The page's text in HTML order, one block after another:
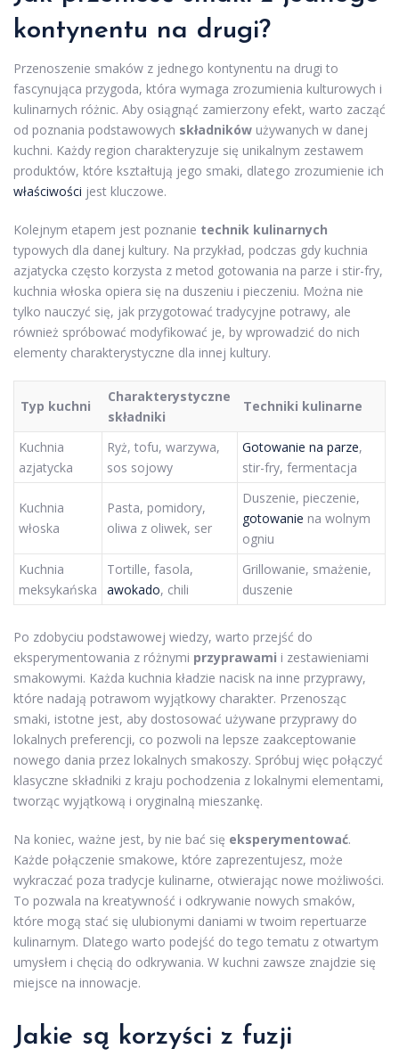
kontynentu na drugi?
Przenoszenie smaków z jednego kontynentu na drugi to
fascynująca przygoda, która wymaga zrozumienia kulturowych i
kulinarnych różnic. Aby osiągnąć zamierzony efekt, warto zacząć
od poznania podstawowych składników używanych w danej
kuchni. Każdy region charakteryzuje się unikalnym zestawem
produktów, które kształtują jego smaki, dlatego zrozumienie ich
właściwości jest kluczowe.
Kolejnym etapem jest poznanie technik kulinarnych
typowych dla danej kultury. Na przykład, podczas gdy kuchnia
azjatycka często korzysta z metod gotowania na parze i stir-fry,
kuchnia włoska opiera się na duszeniu i pieczeniu. Można nie
tylko nauczyć się, jak przygotować tradycyjne potrawy, ale
również spróbować modyfikować je, by wprowadzić do nich
elementy charakterystyczne dla innej kultury.
Typ kuchni
Charakterystyczne
składniki
Techniki kulinarne
Kuchnia
azjatycka
Ryż, tofu, warzywa,
sos sojowy
Gotowanie na parze,
stir-fry, fermentacja
Kuchnia
włoska
Pasta, pomidory,
oliwa z oliwek, ser
Duszenie, pieczenie,
gotowanie na wolnym
ogniu
Kuchnia
meksykańska
Tortille, fasola,
awokado, chili
Grillowanie, smażenie,
duszenie
Po zdobyciu podstawowej wiedzy, warto przejść do
eksperymentowania z różnymi przyprawami i zestawieniami
smakowymi. Każda kuchnia kładzie nacisk na inne przyprawy,
które nadają potrawom wyjątkowy charakter. Przenosząc
smaki, istotne jest, aby dostosować używane przyprawy do
lokalnych preferencji, co pozwoli na lepsze zaakceptowanie
nowego dania przez lokalnych smakoszy. Spróbuj więc połączyć
klasyczne składniki z kraju pochodzenia z lokalnymi elementami,
tworząc wyjątkową i oryginalną mieszankę.
Na koniec, ważne jest, by nie bać się eksperymentować.
Każde połączenie smakowe, które zaprezentujesz, może
wykraczać poza tradycje kulinarne, otwierając nowe możliwości.
To pozwala na kreatywność i odkrywanie nowych smaków,
które mogą stać się ulubionymi daniami w twoim repertuarze
kulinarnym. Dlatego warto podejść do tego tematu z otwartym
umysłem i chęcią do odkrywania. W kuchni zawsze znajdzie się
miejsce na innowacje.
Jakie są korzyści z fuzji